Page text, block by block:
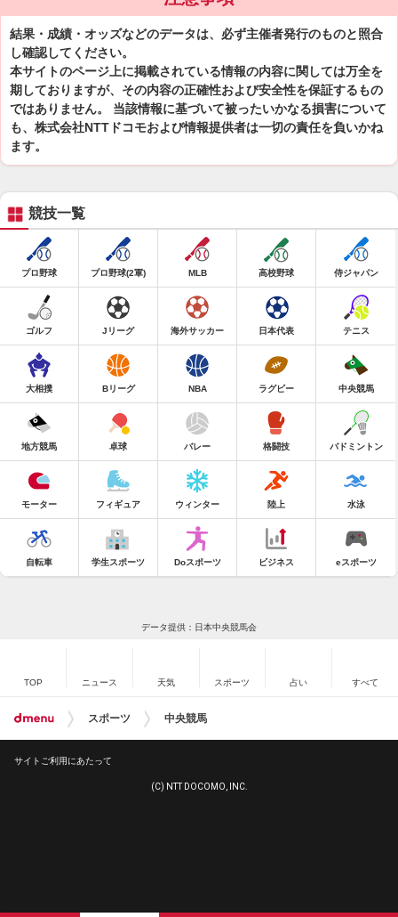
結果・成績・オッズなどのデータは、必ず主催者発行のものと照合
し確認してください。
本サイトのページ上に掲載されている情報の内容に関しては万全を
期しておりますが、その内容の正確性および安全性を保証するもの
ではありません。 当該情報に基づいて被ったいかなる損害について
も、株式会社NTTドコモおよび情報提供者は一切の責任を負いかね
ます。
競技一覧
プロ野球 プロ野球(2軍) MLB 高校野球 侍ジャパン
ゴルフ Jリーグ 海外サッカー 日本代表 テニス
大相撲 Bリーグ NBA ラグビー 中央競馬
地方競馬 卓球 バレー 格闘技 バドミントン
モーター フィギュア ウィンター 陸上 水泳
自転車 学生スポーツ Doスポーツ ビジネス eスポーツ
データ提供：日本中央競馬会
TOP ニュース 天気 スポーツ 占い すべて
スポーツ 中央競馬
サイトご利用にあたって
(C) NTT DOCOMO, INC.